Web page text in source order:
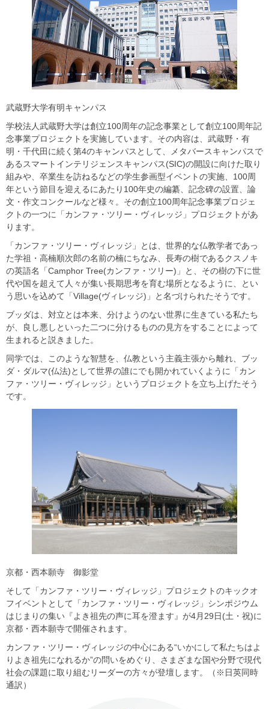
武蔵野大学有明キャンパス
学校法人武蔵野大学は創立100周年の記念事業として創立100周年記
念事業プロジェクトを実施しています。その内容は、武蔵野・有
明・千代田に続く第4のキャンパスとして、メタバースキャンパスで
あるスマートインテリジェンスキャンパス(SIC)の開設に向けた取り
組みや、卒業生を訪ねるなどの学生参画型イベントの実施、100周
年という節目を迎えるにあたり100年史の編纂、記念碑の設置、論
文・作文コンクールなど様々。その創立100周年記念事業プロジェ
クトの一つに「カンファ・ツリー・ヴィレッジ」プロジェクトがあ
ります。
「カンファ・ツリー・ヴィレッジ」とは、世界的な仏教学者であっ
た学祖・高楠順次郎の名前の楠にちなみ、長寿の樹であるクスノキ
の英語名「Camphor Tree(カンファ・ツリー)」と、その樹の下に世
代や国を超えて人々が集い長期思考を育む場所となるように、とい
う思いを込めて「Village(ヴィレッジ)」と名づけられたそうです。
ブッダは、対立とは本来、分けようのない世界に生きている私たち
が、良し悪しといった二つに分けるものの見方をすることによって
生まれると説きました。
同学では、このような智慧を、仏教という主義主張から離れ、ブッ
ダ・ダルマ(仏法)として世界の誰にでも開かれていくように「カン
ファ・ツリー・ヴィレッジ」というプロジェクトを立ち上げたそう
です。
京都・西本願寺 御影堂
そして「カンファ・ツリー・ヴィレッジ」プロジェクトのキックオ
フイベントとして「カンファ・ツリー・ヴィレッジ」シンポジウム
はじまりの集い『よき祖先の声に耳を澄ます』が4月29日(土・祝)に
京都・西本願寺で開催されます。
カンファ・ツリー・ヴィレッジの中心にある“いかにして私たちはよ
りよき祖先になれるか”の問いをめぐり、さまざまな国や分野で現代
社会の課題に取り組むリーダーの方々が登壇します。（※日英同時
通訳）